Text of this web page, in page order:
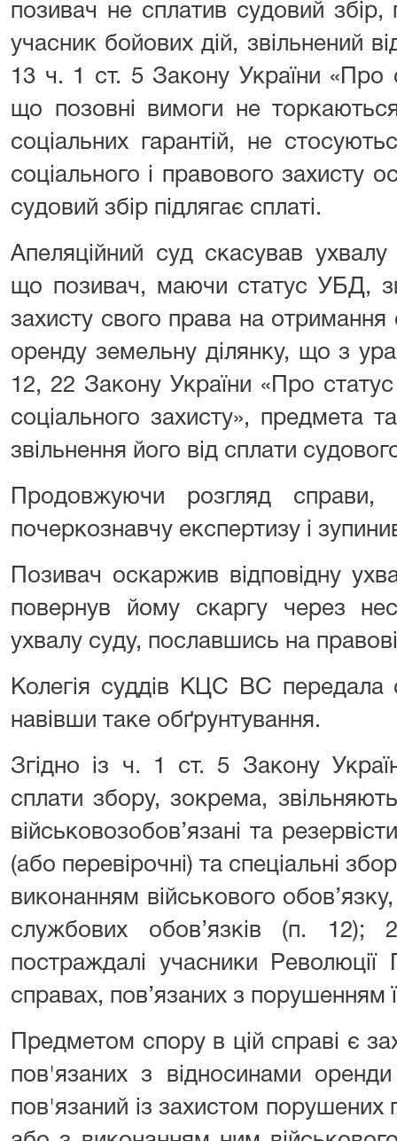
позивач не сплатив судовий
учасник бойових дій, звільнений
13 ч. 1 ст. 5 Закону України «Про
що позовні вимоги не
соціальних гарантій, не
соціального і правового захисту
судовий збір підлягає сплаті.
Апеляційний суд скасував
що позивач, маючи статус УБД,
захисту свого права на отримання
оренду земельну ділянку, що з
12, 22 Закону України «Про статус
соціального захисту», предмета
звільнення його від сплати
Продовжуючи розгляд справи,
почеркознавчу експертизу і
Позивач оскаржив відповідну
повернув йому скаргу через
ухвалу суду, пославшись на
Колегія суддів КЦС ВС
навівши таке обґрунтування.
Згідно із ч. 1 ст. 5 Закону
сплати збору, зокрема,
військовозобов’язані та
(або перевірочні) та спеціальні
виконанням військового
службових обов’язків (п. 12);
постраждалі учасники Революції
справах, пов’язаних з порушенням
Предметом спору в цій справі є
пов'язаних з відносинами
пов'язаний із захистом